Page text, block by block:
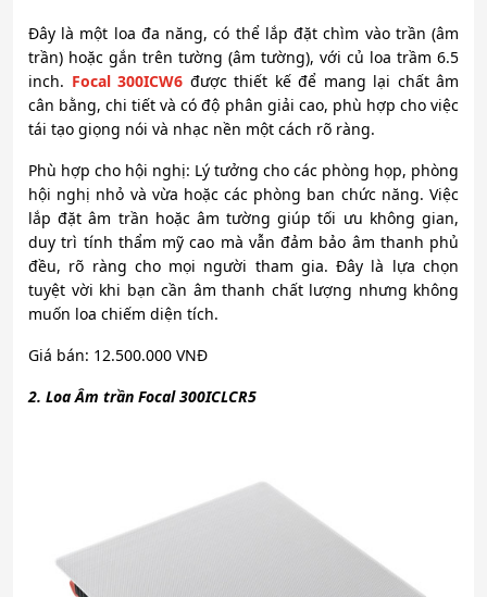
Đây là một loa đa năng, có thể lắp đặt chìm vào trần (âm
trần) hoặc gắn trên tường (âm tường), với củ loa trầm 6.5
inch. Focal 300ICW6 được thiết kế để mang lại chất âm
cân bằng, chi tiết và có độ phân giải cao, phù hợp cho việc
tái tạo giọng nói và nhạc nền một cách rõ ràng.
Phù hợp cho hội nghị: Lý tưởng cho các phòng họp, phòng
hội nghị nhỏ và vừa hoặc các phòng ban chức năng. Việc
lắp đặt âm trần hoặc âm tường giúp tối ưu không gian,
duy trì tính thẩm mỹ cao mà vẫn đảm bảo âm thanh phủ
đều, rõ ràng cho mọi người tham gia. Đây là lựa chọn
tuyệt vời khi bạn cần âm thanh chất lượng nhưng không
muốn loa chiếm diện tích.
Giá bán: 12.500.000 VNĐ
2. Loa Âm trần Focal 300ICLCR5